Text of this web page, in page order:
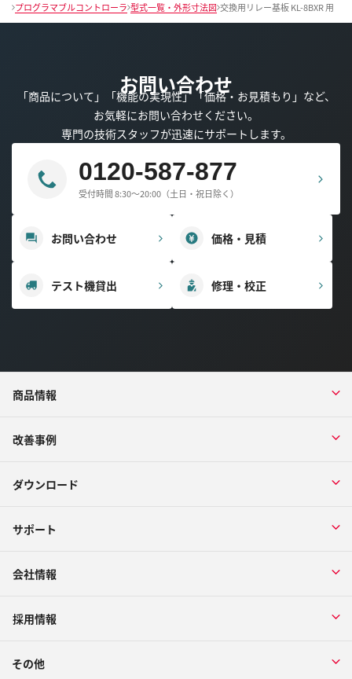
プログラマブルコントローラ 型式一覧・外形寸法図 交換用リレー基板 KL-8BXR 用
お問い合わせ
「商品について」「機能の実現性」「価格・お見積もり」など、
お気軽にお問い合わせください。
専門の技術スタッフが迅速にサポートします。
0120-587-877
受付時間 8:30～20:00（土日・祝日除く）
お問い合わせ 価格・見積
テスト機貸出 修理・校正
商品情報
改善事例
ダウンロード
サポート
会社情報
採用情報
その他